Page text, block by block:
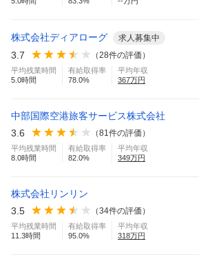
株式会社ディアローグ 求人募集中
3.7 （28件の評価）
平均残業時間
5.0時間
有給取得率
78.0%
平均年収
367万円
中部国際空港旅客サービス株式会社
3.6
（81 件の評価）
平均残業時間
8.0時間
有給取得率
82.0%
平均年収
349万円
株式会社リンリン
3.5
（34件の評価）
平均残業時間
11.3時間
有給取得率
95.0%
平均年収
318万円